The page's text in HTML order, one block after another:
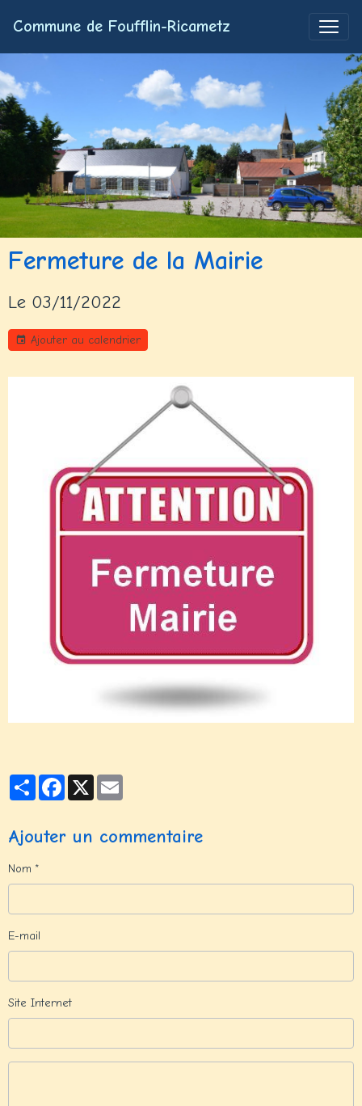
Commune de Foufflin-Ricametz
Fermeture de la Mairie
Le 03/11/2022
Ajouter au calendrier
PartagerFacebook
X
Ajouter un commentaire
Nom
E-mail
Site Internet